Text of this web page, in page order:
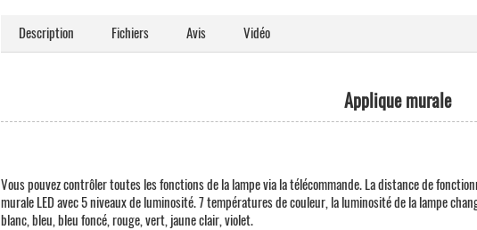
Description Fichiers Avis Vidéo
Applique murale
Vous pouvez contrôler toutes les fonctions de la lampe via la télécommande. La distance de
murale LED avec 5 niveaux de luminosité. 7 températures de couleur, la luminosité de la lampe
blanc, bleu, bleu foncé, rouge, vert, jaune clair, violet.